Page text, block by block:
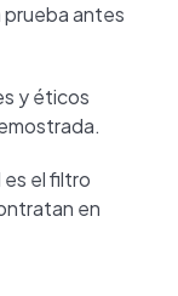
prueba antes
y éticos
es el filtro
en